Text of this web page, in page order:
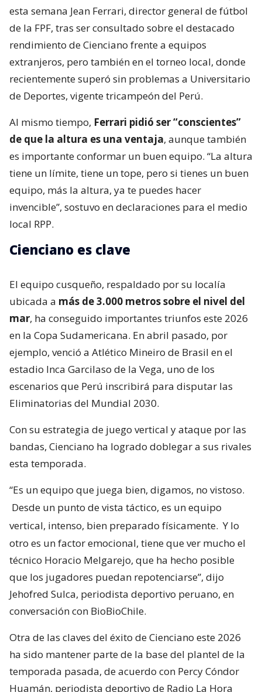
esta semana Jean Ferrari, director general de fútbol
de la FPF, tras ser consultado sobre el destacado
rendimiento de Cienciano frente a equipos
extranjeros, pero también en el torneo local, donde
recientemente superó sin problemas a Universitario
de Deportes, vigente tricampeón del Perú.
Al mismo tiempo, Ferrari pidió ser “conscientes”
de que la altura es una ventaja, aunque también
es importante conformar un buen equipo. “La altura
tiene un límite, tiene un tope, pero si tienes un buen
equipo, más la altura, ya te puedes hacer
invencible”, sostuvo en declaraciones para el medio
local RPP.
Cienciano es clave
El equipo cusqueño, respaldado por su localía
ubicada a más de 3.000 metros sobre el nivel del
mar, ha conseguido importantes triunfos este 2026
en la Copa Sudamericana. En abril pasado, por
ejemplo, venció a Atlético Mineiro de Brasil en el
estadio Inca Garcilaso de la Vega, uno de los
escenarios que Perú inscribirá para disputar las
Eliminatorias del Mundial 2030.
Con su estrategia de juego vertical y ataque por las
bandas, Cienciano ha logrado doblegar a sus rivales
esta temporada.
“Es un equipo que juega bien, digamos, no vistoso.
Desde un punto de vista táctico, es un equipo
vertical, intenso, bien preparado físicamente. Y lo
otro es un factor emocional, tiene que ver mucho el
técnico Horacio Melgarejo, que ha hecho posible
que los jugadores puedan repotenciarse”, dijo
Jehofred Sulca, periodista deportivo peruano, en
conversación con BioBioChile.
Otra de las claves del éxito de Cienciano este 2026
ha sido mantener parte de la base del plantel de la
temporada pasada, de acuerdo con Percy Cóndor
Huamán, periodista deportivo de Radio La Hora